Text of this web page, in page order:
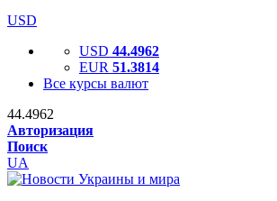
USD
USD 44.4962
EUR 51.3814
Все курсы валют
44.4962
Авторизация
Поиск
UA